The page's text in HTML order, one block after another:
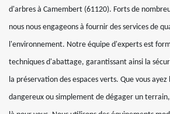
d'arbres à Camembert (61120). Forts de
nous nous engageons à fournir des services de
l'environnement. Notre équipe d'experts est
techniques d'abattage, garantissant ainsi la
la préservation des espaces verts. Que vous
dangereux ou simplement de dégager un